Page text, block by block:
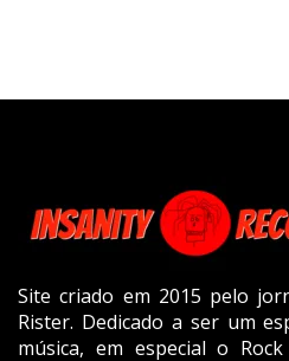
Site criado em 2015 pelo
Rister. Dedicado a ser um
música, em especial o